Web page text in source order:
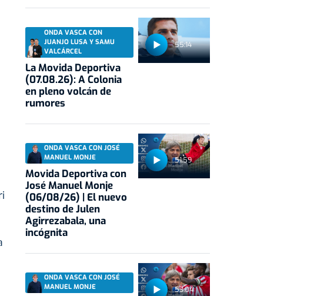
55:14
ONDA VASCA CON
JUANJO LUSA Y SAMU
VALCÁRCEL
La Movida Deportiva
(07.08.26): A Colonia
en pleno volcán de
rumores
51:59
ONDA VASCA CON JOSÉ
MANUEL MONJE
Movida Deportiva con
José Manuel Monje
(06/08/26) | El nuevo
destino de Julen
Agirrezabala, una
incógnita
53:04
ONDA VASCA CON JOSÉ
MANUEL MONJE